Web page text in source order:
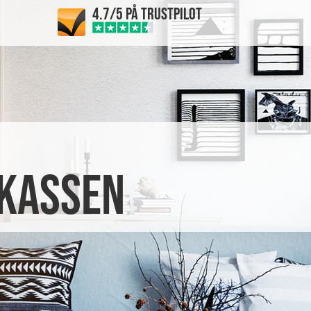
4.7/5 PÅ TRUSTPILOT